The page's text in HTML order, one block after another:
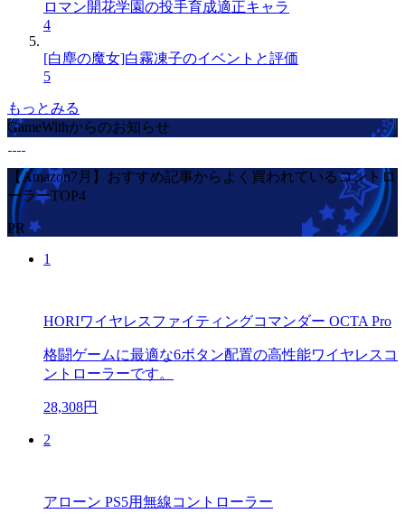
ロマン開花学園の投手育成適正キャラ
4
[白塵の魔女]白霧凍子のイベントと評価
5
もっとみる
GameWithからのお知らせ
【Amazon7月】おすすめ記事からよく買われているコントロ
ーラーTOP4
PR
1
HORIワイヤレスファイティングコマンダー OCTA Pro
格闘ゲームに最適な6ボタン配置の高性能ワイヤレスコ
ントローラーです。
28,308円
2
アローン PS5用無線コントローラー